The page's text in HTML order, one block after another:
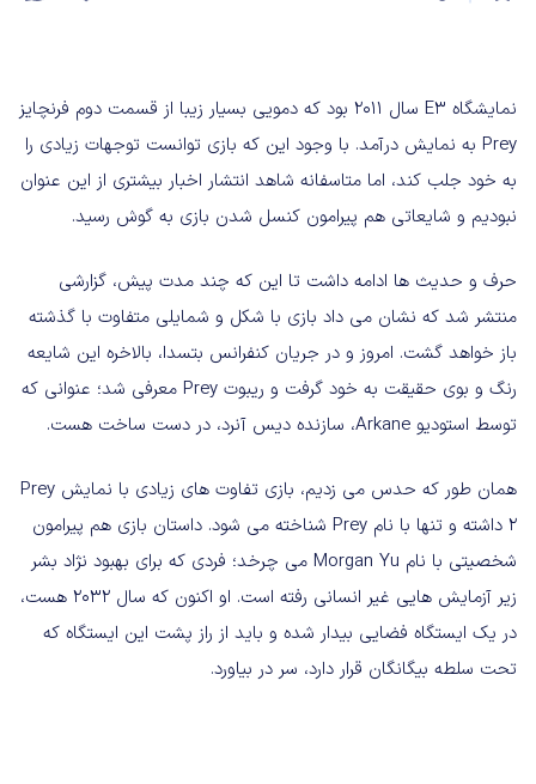
نمایشگاه E3 سال 2011 بود که دمویی بسیار زیبا از قسمت دوم فرنچایز
Prey به نمایش درآمد. با وجود این که بازی توانست توجهات زیادی را
به خود جلب کند، اما متاسفانه شاهد انتشار اخبار بیشتری از این عنوان
نبودیم و شایعاتی هم پیرامون کنسل شدن بازی به گوش رسید.
حرف و حدیث ها ادامه داشت تا این که چند مدت پیش، گزارشی
منتشر شد که نشان می داد بازی با شکل و شمایلی متفاوت با گذشته
باز خواهد گشت. امروز و در جریان کنفرانس بتسدا، بالاخره این شایعه
رنگ و بوی حقیقت به خود گرفت و ریبوت Prey معرفی شد؛ عنوانی که
توسط استودیو Arkane، سازنده دیس آنرد، در دست ساخت هست.
همان طور که حدس می زدیم، بازی تفاوت های زیادی با نمایش Prey
2 داشته و تنها با نام Prey شناخته می شود. داستان بازی هم پیرامون
شخصیتی با نام Morgan Yu می چرخد؛ فردی که برای بهبود نژاد بشر
زیر آزمایش هایی غیر انسانی رفته است. او اکنون که سال 2032 هست،
در یک ایستگاه فضایی بیدار شده و باید از راز پشت این ایستگاه که
تحت سلطه بیگانگان قرار دارد، سر در بیاورد.